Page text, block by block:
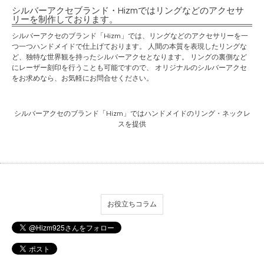
シルバーアクセブランド・Hizmではリングなどのアクセサ
リーを制作しております。
シルバーアクセのブランド「Hizm」では、リングなどのアクセサリーを一
つ一つハンドメイドで仕上げております。 人間の本質を表現したリングな
ど、独特な世界観を持ったシルバーアクセとなります。 リングの裏側など
にレーザー刻印を行うことも可能ですので、 オリジナルのシルバーアクセ
をお求めなら、お気軽にお問合せください。
シルバーアクセのブランド「Hizm」ではハンドメイドのリング・ネックレ
スを提供
お役立ちコラム